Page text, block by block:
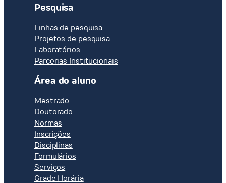
Pesquisa
Linhas de pesquisa
Projetos de pesquisa
Laboratórios
Parcerias Institucionais
Área do aluno
Mestrado
Doutorado
Normas
Inscrições
Disciplinas
Formulários
Serviços
Grade Horária